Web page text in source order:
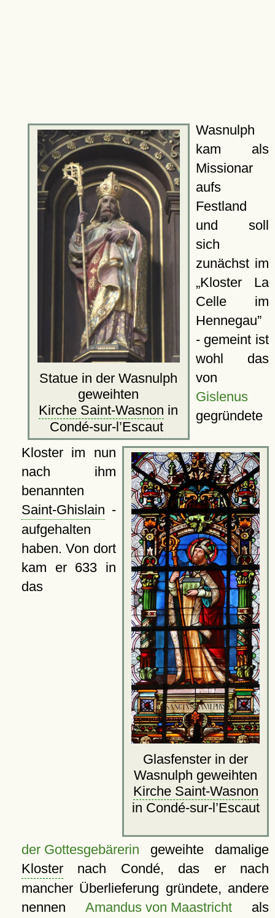
Statue in der Wasnulph
geweihten
Kirche Saint-Wasnon in
Condé-sur-l’Escaut
Glasfenster in der
Wasnulph geweihten
Kirche Saint-Wasnon
in Condé-sur-l’Escaut
Wasnulph
kam als
Missionar
aufs
Festland
und soll
sich
zunächst im
Kloster La
Celle im
Hennegau
- gemeint ist
wohl das
von
Gislenus
gegründete
Kloster im nun
nach ihm
benannten
Saint-Ghislain -
aufgehalten
haben. Von dort
kam er 633 in
das
der Gottesgebärerin geweihte damalige
Klosternach Condé, das er nach
mancher Überlieferung gründete, andere
nennen Amandus von Maastrichtals